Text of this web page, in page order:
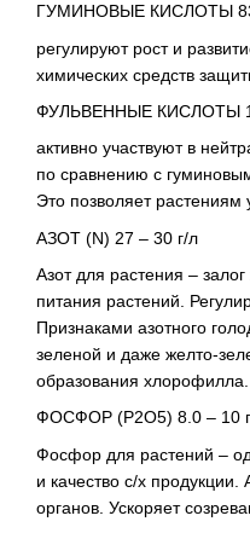
ГУМИНОВЫЕ КИСЛОТЫ
регулируют рост и
химических средств
ФУЛЬВЕННЫЕ КИСЛОТЫ
активно участвуют в
по сравнению с
Это позволяет
АЗОТ (N) 27 – 30 г/л
Азот для растения –
питания растений.
Признаками азотного
зеленой и даже желто-
образования хлорофилла.
ФОСФОР (P2O5) 8.0 – 10
Фосфор для растений –
и качество с/х продукции.
органов. Ускоряет